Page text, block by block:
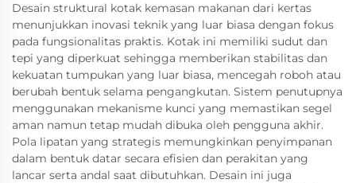
Desain struktural kotak kemasan makanan dari kertas
menunjukkan inovasi teknik yang luar biasa dengan fokus
pada fungsionalitas praktis. Kotak ini memiliki sudut dan
tepi yang diperkuat sehingga memberikan stabilitas dan
kekuatan tumpukan yang luar biasa, mencegah roboh atau
berubah bentuk selama pengangkutan. Sistem penutupnya
menggunakan mekanisme kunci yang memastikan segel
aman namun tetap mudah dibuka oleh pengguna akhir.
Pola lipatan yang strategis memungkinkan penyimpanan
dalam bentuk datar secara efisien dan perakitan yang
lancar serta andal saat dibutuhkan. Desain ini juga